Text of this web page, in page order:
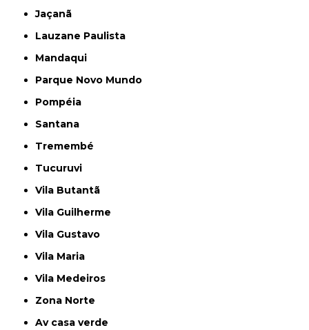
Jaçanã
Lauzane Paulista
Mandaqui
Parque Novo Mundo
Pompéia
Santana
Tremembé
Tucuruvi
Vila Butantã
Vila Guilherme
Vila Gustavo
Vila Maria
Vila Medeiros
Zona Norte
av casa verde